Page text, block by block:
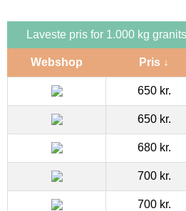
Laveste pris for 1.000 kg
Webshop Pris ↓
650 kr.
650 kr.
680 kr.
700 kr.
700 kr.